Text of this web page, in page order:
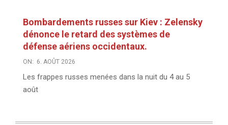
Bombardements russes sur Kiev : Zelensky
dénonce le retard des systèmes de
défense aériens occidentaux.
ON: 6. AOÛT 2026
Les frappes russes menées dans la nuit du 4 au 5
août